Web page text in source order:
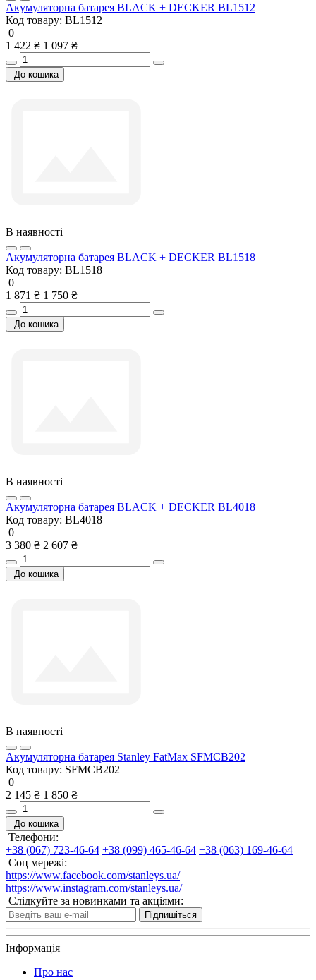
Акумуляторна батарея BLACK + DECKER BL1512
Код товару: BL1512
0
1 422 ₴ 1 097 ₴
До кошика
В наявності
Акумуляторна батарея BLACK + DECKER BL1518
Код товару: BL1518
0
1 871 ₴ 1 750 ₴
До кошика
В наявності
Акумуляторна батарея BLACK + DECKER BL4018
Код товару: BL4018
0
3 380 ₴ 2 607 ₴
До кошика
В наявності
Акумуляторна батарея Stanley FatMax SFMCB202
Код товару: SFMCB202
0
2 145 ₴ 1 850 ₴
До кошика
Телефони:
+38 (067) 723-46-64 +38 (099) 465-46-64 +38 (063) 169-46-64
Соц мережі:
https://www.facebook.com/stanleys.ua/
https://www.instagram.com/stanleys.ua/
Слідкуйте за новинками та акціями:
Підпишіться
Інформація
Про нас